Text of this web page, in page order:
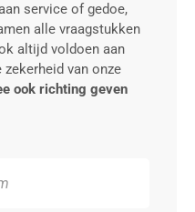
service of gedoe,
alle vraagstukken
altijd voldoen aan
zekerheid van onze
ook richting geven